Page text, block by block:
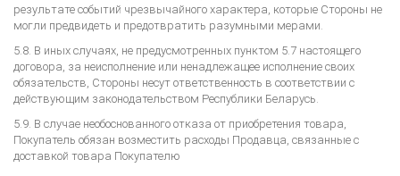
результате событий чрезвычайного характера, которые Стороны не
могли предвидеть и предотвратить разумными мерами.
5.8. В иных случаях, не предусмотренных пунктом 5.7 настоящего
договора, за неисполнение или ненадлежащее исполнение своих
обязательств, Стороны несут ответственность в соответствии с
действующим законодательством Республики Беларусь.
5.9. В случае необоснованного отказа от приобретения товара,
Покупатель обязан возместить расходы Продавца, связанные с
доставкой товара Покупателю